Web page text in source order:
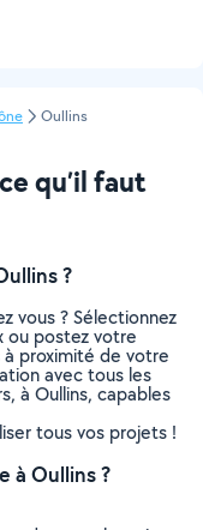
Oullins
qu’il faut
?
vous ? Sélectionnez
ou postez votre
proximité de votre
avec tous les
à Oullins, capables
tous vos projets !
à Oullins ?